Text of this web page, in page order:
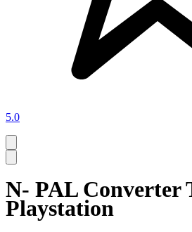
5.0
N- PAL Converter
Playstation